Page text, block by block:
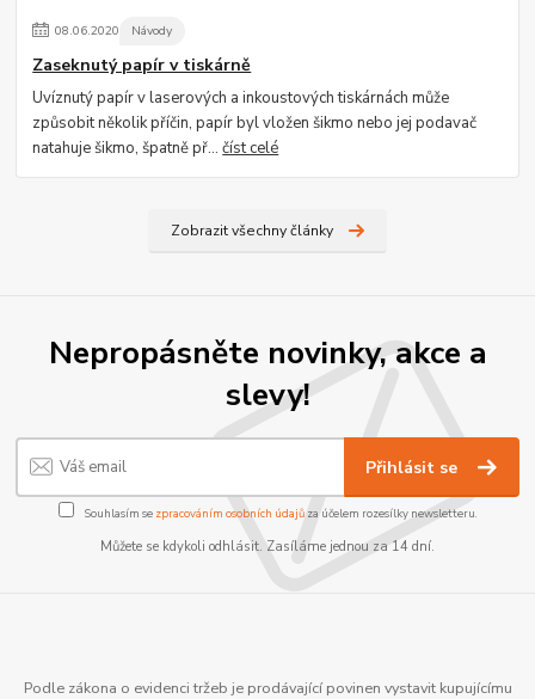
08.06.2020 Návody
Zaseknutý papír v tiskárně
Uvíznutý papír v laserových a inkoustových tiskárnách může
způsobit několik příčin, papír byl vložen šikmo nebo jej podavač
natahuje šikmo, špatně př...číst celé
Zobrazit všechny články
Nepropásněte novinky, akce a
slevy!
Přihlásit se
Souhlasím se zpracováním osobních údajůza účelem rozesílky newsletteru.
Můžete se kdykoli odhlásit. Zasíláme jednou za 14 dní.
Podle zákona o evidenci tržeb je prodávající povinen vystavit kupujícímu